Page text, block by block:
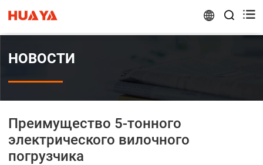
 
НОВОСТИ
Преимущество 5-тонного
электрического вилочного
погрузчика